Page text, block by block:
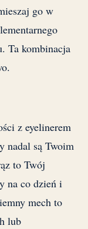
go w
Ta kombinacja
z eyelinerem
nadal są Twoim
to Twój
na co dzień i
mech to
lub